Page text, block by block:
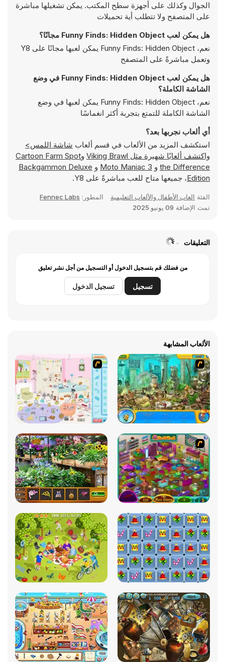
الجوال وكذلك على أجهزة سطح المكتب. يمكن تشغيلها مباشرة
على المتصفح ولا تتطلب أية تحميلات
هل يمكن لعب Funny Finds: Hidden Object مجانًا؟
نعم، Funny Finds: Hidden Object يمكن لعبها مجانًا على Y8
وتعمل مباشرةً على المتصفح
هل يمكن لعب Funny Finds: Hidden Object في وضع
الشاشة الكاملة؟
نعم، Funny Finds: Hidden Object يمكن لعبها في وضع
الشاشة الكاملة للتمتع بتجربة أكثر انغماسًا
أي ألعاب نجربها بعد؟
استكشف المزيد من الألعاب في قسم ألعاب شاشة اللمس>
واكتشف ألعابًا شهيرة مثل Viking Brawl وCartoon Farm Spot
the Difference و Moto Maniac 3 و Backgammon Deluxe
Edition، جميعها متاح للعب مباشرةً على Y8.
الفئة العاب الأطفال والألعاب التعليمية المطور: Fennec Labs
تمت الإضافة 09 يونيو 2025
التعليقات
من فضلك قم بتسجيل الدخول أو التسجيل من أجل نشر تعليق
تسجيل تسجيل الدخول
الألعاب المشابهة